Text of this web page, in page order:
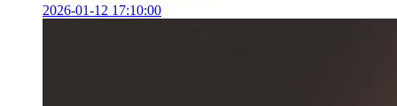
2026-01-12 17:10:00